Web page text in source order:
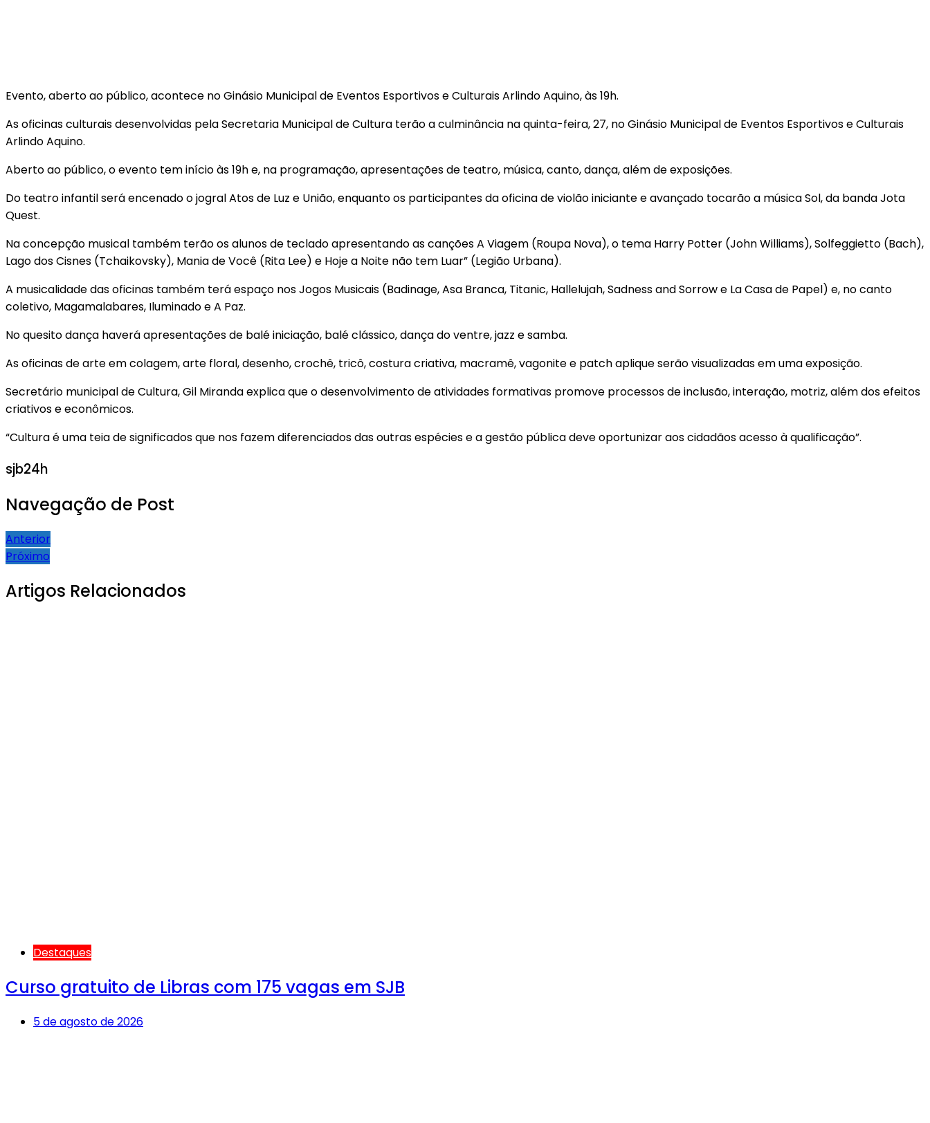
Evento, aberto ao público, acontece no Ginásio Municipal de Eventos Esportivos e Culturais Arlindo Aquino, às 19h.
As oficinas culturais desenvolvidas pela Secretaria Municipal de Cultura terão a culminância na quinta-feira, 27, no Ginásio Municipal de Eventos Esportivos e Culturais
Arlindo Aquino.
Aberto ao público, o evento tem início às 19h e, na programação, apresentações de teatro, música, canto, dança, além de exposições.
Do teatro infantil será encenado o jogral Atos de Luz e União, enquanto os participantes da oficina de violão iniciante e avançado tocarão a música Sol, da banda Jota
Quest.
Na concepção musical também terão os alunos de teclado apresentando as canções A Viagem (Roupa Nova), o tema Harry Potter (John Williams), Solfeggietto (Bach),
Lago dos Cisnes (Tchaikovsky), Mania de Você (Rita Lee) e Hoje a Noite não tem Luar” (Legião Urbana).
A musicalidade das oficinas também terá espaço nos Jogos Musicais (Badinage, Asa Branca, Titanic, Hallelujah, Sadness and Sorrow e La Casa de Papel) e, no canto
coletivo, Magamalabares, Iluminado e A Paz.
No quesito dança haverá apresentações de balé iniciação, balé clássico, dança do ventre, jazz e samba.
As oficinas de arte em colagem, arte floral, desenho, crochê, tricô, costura criativa, macramê, vagonite e patch aplique serão visualizadas em uma exposição.
Secretário municipal de Cultura, Gil Miranda explica que o desenvolvimento de atividades formativas promove processos de inclusão, interação, motriz, além dos efeitos
criativos e econômicos.
“Cultura é uma teia de significados que nos fazem diferenciados das outras espécies e a gestão pública deve oportunizar aos cidadãos acesso à qualificação”.
sjb24h
Navegação de Post
Anterior
Próximo
Artigos Relacionados
Destaques
Curso gratuito de Libras com 175 vagas em SJB
5 de agosto de 2026